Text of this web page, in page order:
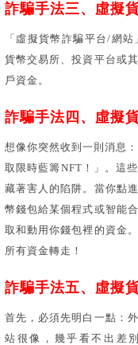
詐騙手法三、虛擬
「虛擬貨幣詐騙平台/網
貨幣交易所、投資平台或
戶資金。
詐騙手法四、虛擬
想像你突然收到一則消息
取限時藍籌NFT！」。這
藏著害人的陷阱。當你點
幣錢包給某個程式或智能
取和動用你錢包裡的資金
所有資金轉走！
詐騙手法五、虛擬
首先，必須先明白一點：
站很像，幾乎看不出差